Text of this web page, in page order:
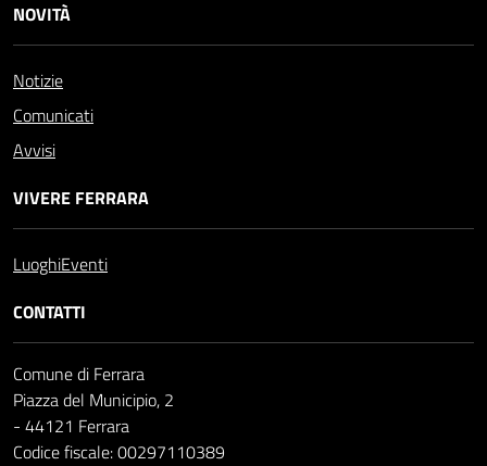
NOVITÀ
Notizie
Comunicati
Avvisi
VIVERE FERRARA
LuoghiEventi
CONTATTI
Comune di Ferrara
Piazza del Municipio, 2
- 44121 Ferrara
Codice fiscale: 00297110389